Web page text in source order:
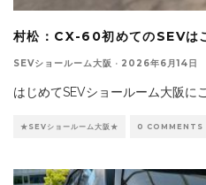
村松：CX-60初めてのSEVは
SEVショールーム大阪 · 2026年6月14日
はじめてSEVショールーム大阪に
★SEVショールーム大阪★ 0 COMMENTS